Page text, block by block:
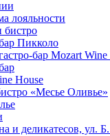
лояльности
Пикколо
бар Mozart Wine
House
«Месье Оливье»
и деликатесов, ул.